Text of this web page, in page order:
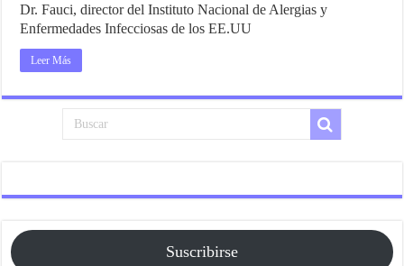
Dr. Fauci, director del Instituto Nacional de Alergias y
Enfermedades Infecciosas de los EE.UU
Leer Más
Suscribirse